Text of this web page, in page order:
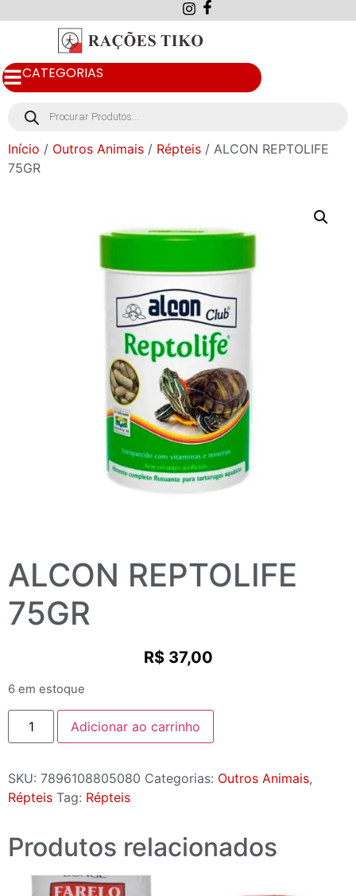
CATEGORIAS
Início / Outros Animais / Répteis / ALCON REPTOLIFE
75GR
ALCON REPTOLIFE
75GR
R$37,00
6 em estoque
Adicionar ao carrinho
SKU: 7896108805080 Categorias: Outros Animais,
Répteis Tag: Répteis
Produtos relacionados